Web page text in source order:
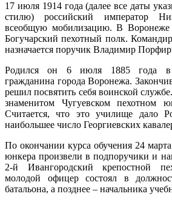
17 июля 1914 года (далее все даты
стилю) российский император
всеобщую мобилизацию. В Воронеже
Богучарский пехотный полк.
назначается поручик Владимир
Родился он 6 июля 1885 года в
гражданина города Воронежа.
решил посвятить себя воинской
знаменитом Чугуевском пехотном
Считается, что это училище дало
наибольшее число Георгиевских
По окончании курса обучения 24
юнкера произвели в подпоручики и
2-й Ивангородский крепостной
молодой офицер состоял в
батальона, а позднее – начальника